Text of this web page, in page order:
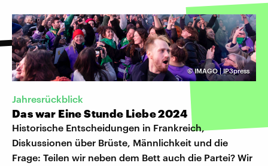
©IMAGO | IP3press
Jahresrückblick
Das war Eine Stunde Liebe 2024
Historische Entscheidungen in Frankreich,
Diskussionen über Brüste, Männlichkeit und die
Frage: Teilen wir neben dem Bett auch die Partei? Wir